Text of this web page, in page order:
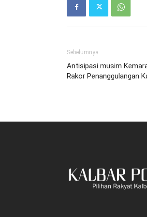
Sebelumnya
Antisipasi musim
Rakor Penanggulangan